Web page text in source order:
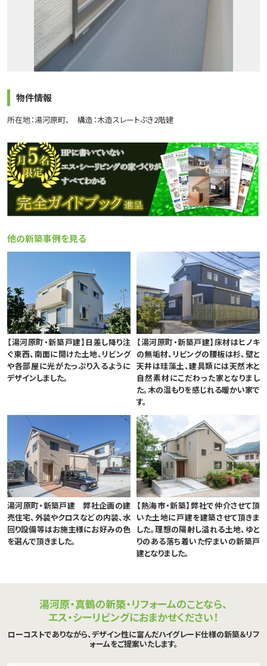
物件情報
所在地：湯河原町 構造：木造スレートぶき2階建
他の新築事例を見る
【湯河原町・新築戸建】日差し降り注
ぐ東西、南面に開けた土地、リビング
や各部屋に光がたっぷり入るように
デザインしました。
【湯河原町・新築戸建】床材はヒノキ
の無垢材、リビングの腰板は杉、壁と
天井は珪藻土、建具類には天然木と
自然素材にこだわった家となりまし
た。木の温もりを感じれる暖かい家で
す。
湯河原町・新築戸建 弊社企画の建
売住宅、外装やクロスなどの内装、水
回り設備等はお施主様にお好みの色
を選んで頂きました。
【熱海市・新築】弊社で仲介させて頂
いた土地に戸建を建築させて頂きま
した。理想の陽射し溢れる土地、ゆと
りのある落ち着いた佇まいの新築戸
建となりました。
湯河原・真鶴の新築・リフォームのことなら、
エス・シーリビングにおまかせください！
ローコストでありながら、デザイン性に富んだハイグレード仕様の新築＆リフ
ォームをご提案いたします。